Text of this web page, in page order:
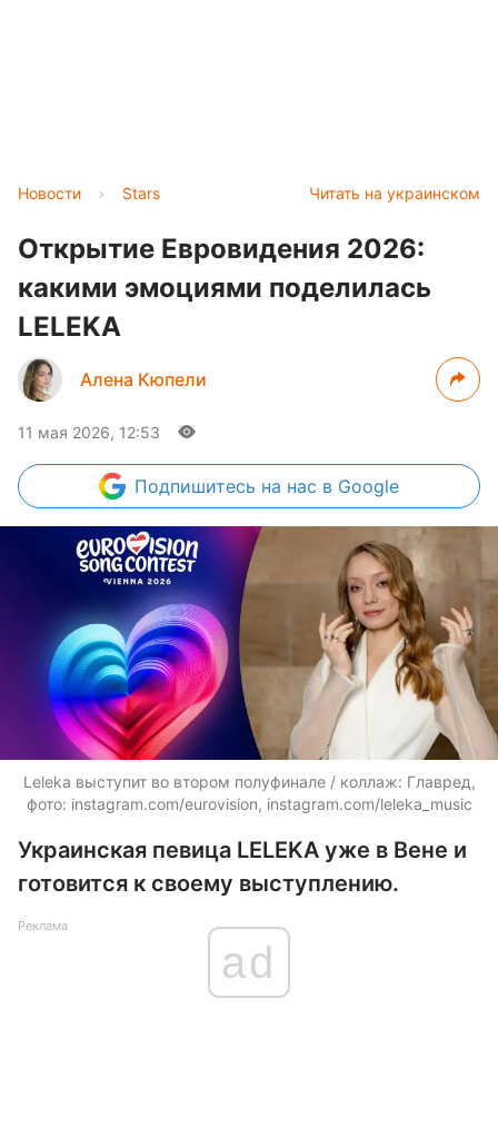
Читать на украинском
Новости › Stars
Открытие Евровидения 2026:
какими эмоциями поделилась
LELEKA
Алена Кюпели
11 мая 2026, 12:53
Подпишитесь на нас в Google
Leleka выступит во втором полуфинале / коллаж: Главред,
фото: instagram.com/eurovision, instagram.com/leleka_music
Украинская певица LELEKA уже в Вене и
готовится к своему выступлению.
Реклама
ad